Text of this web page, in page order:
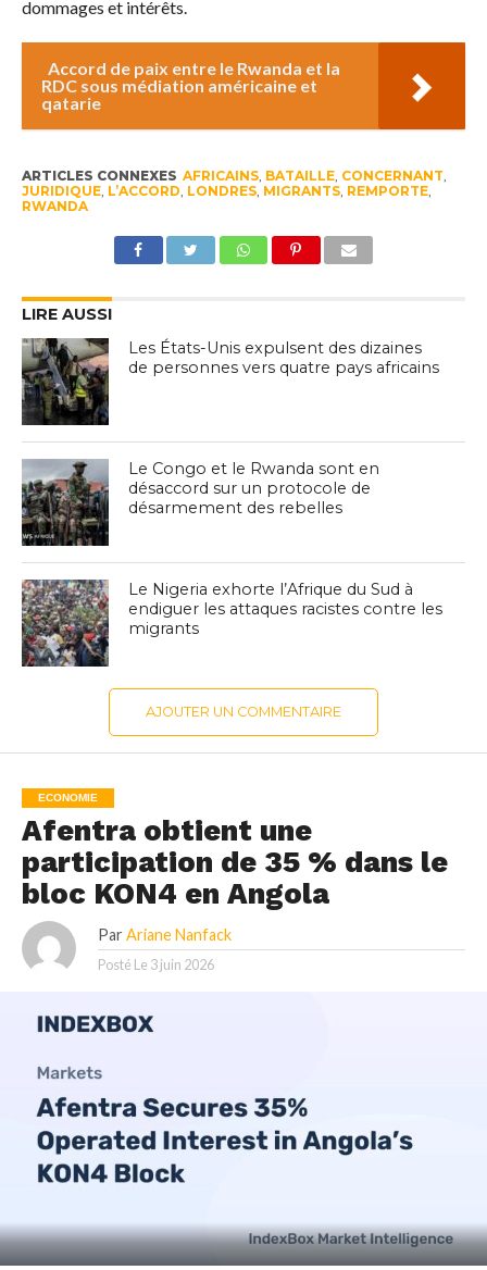
dommages et intérêts.
Accord de paix entre le Rwanda et la
RDC sous médiation américaine et
qatarie
ARTICLES CONNEXES AFRICAINS, BATAILLE, CONCERNANT
JURIDIQUE, L’ACCORD LONDRES, MIGRANTS, REMPORTE,
RWANDA
LIRE AUSSI
Les États-Unis expulsent des dizaines
de personnes vers quatre pays africains
Le Congo et le Rwanda sont en
désaccord sur un protocole de
désarmement des rebelles
Le Nigeria exhorte l’Afrique du Sud à
endiguer les attaques racistes contre les
migrants
AJOUTER UN COMMENTAIRE
ECONOMIE
Afentra obtient une
participation de 35 % dans le
bloc KON4 en Angola
Par Ariane Nanfack
Posté Le 3 juin 2026